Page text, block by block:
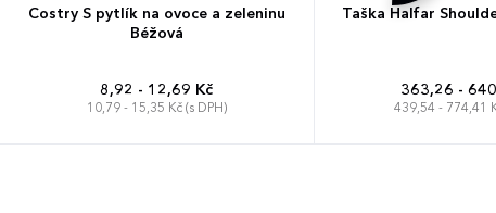
Costry S pytlík na ovoce a zeleninu
Béžová
8,92 - 12,69 Kč
10,79 - 15,35 Kč (s DPH)
Taška Halfar
363,26 -
439,54 - 774,41